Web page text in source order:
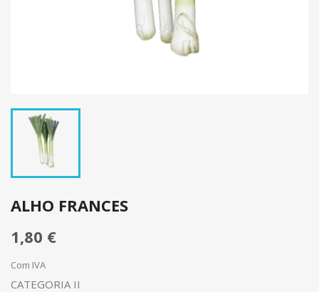
ALHO FRANCES
1,80 €
Com IVA
CATEGORIA II